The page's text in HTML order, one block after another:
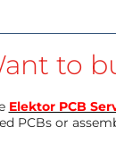
to
Elektor PCB
PCBs or